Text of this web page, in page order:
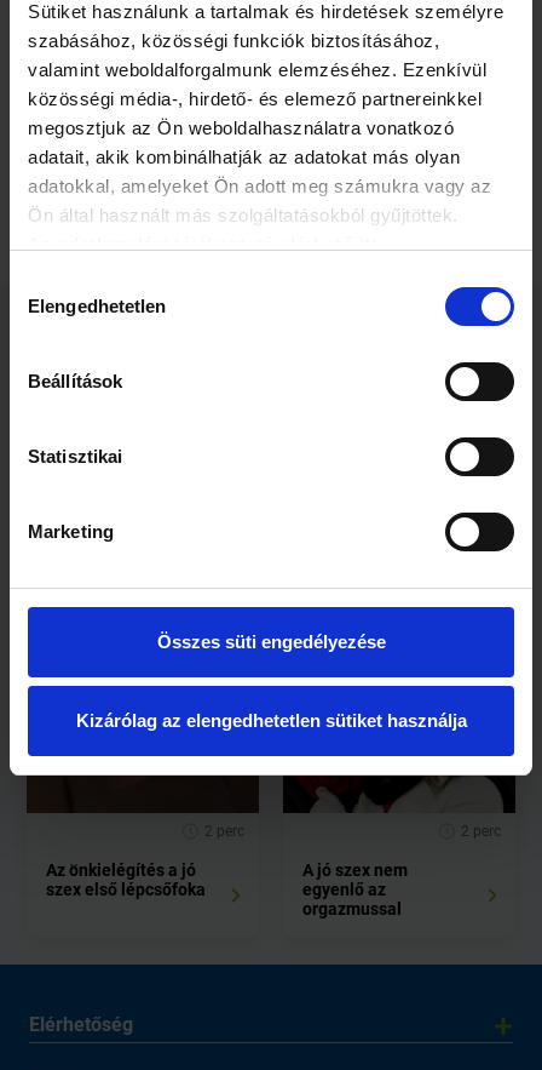
Sütiket használunk a tartalmak és hirdetések személyre
szabásához, közösségi funkciók biztosításához,
valamint weboldalforgalmunk elemzéséhez. Ezenkívül
közösségi média-, hirdető- és elemező partnereinkkel
megosztjuk az Ön weboldalhasználatra vonatkozó
adatait, akik kombinálhatják az adatokat más olyan
adatokkal, amelyeket Ön adott meg számukra vagy az
Ön által használt más szolgáltatásokból gyűjtöttek.
kiválasztása
Elengedhetetlen
Beállítások
Statisztikai
Marketing
Összes süti engedélyezése
Kizárólag az elengedhetetlen sütiket használja
mondanak le a szeretkezésről – 40 éves korban az emberek
10 százaléka, 50 éves korban 15 százaléka, 60 éves korban
30 százaléka, 70 éves kor felett pedig 45 százaléka. A
szexuálisan aktív hatvanévesek egy hónapban négyszer, a
70 évesek két-háromszor szeretkeznek. A magas kort
megért férfiak fele, a nők negyede még kilencven éven felül
is maszturbál.
Kapcsolódó cikkek
2 perc
Az önkielégítés a jó
szex első lépcsőfoka
2 perc
A jó szex nem
egyenlő az
orgazmussal
Elérhetőség